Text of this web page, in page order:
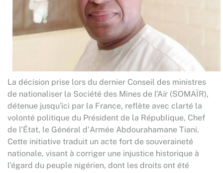
La décision prise lors du dernier Conseil des ministres
de nationaliser la Société des Mines de l’Aïr (SOMAÏR),
détenue jusqu'ici par la France, reflète avec clarté la
volonté politique du Président de la République, Chef
de l'État, le Général d'Armée Abdourahamane Tiani.
Cette initiative traduit un acte fort de souveraineté
nationale, visant à corriger une injustice historique à
l’égard du peuple nigérien, dont les droits ont été